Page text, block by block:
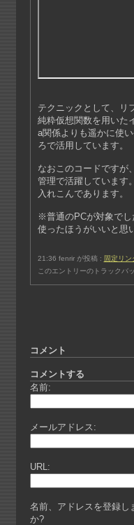
テクニックとして、リ
純粋仮想関数を用いた
a関係よりも遥かに使
ろで活用しています。
なおこのコードですが、
管理で活躍しています。
入れこんであります。
※普通のPCが対象でし
使ったほうがいいと思
21:36 fenrir が投稿 : 固定リン
このエントリーのトラックバ
コメント
コメントする
名前:
メールアドレス:
URL:
名前、アドレスを登録し
か?